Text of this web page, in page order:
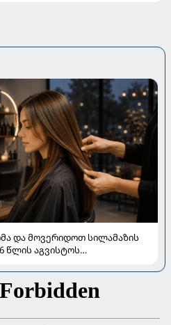
და მოვერიდოთ სილამაზის
წლის აგვისტოს